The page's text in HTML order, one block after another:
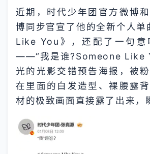
近期，时代少年团官方微博
博同步官宣了他的全新个人
Like You》，还配了一句意
——“我是谁?Someone Like
光的光影交错预告海报，被
在里面的白发造型、裸腰露
材的极致画面直接露了出来，